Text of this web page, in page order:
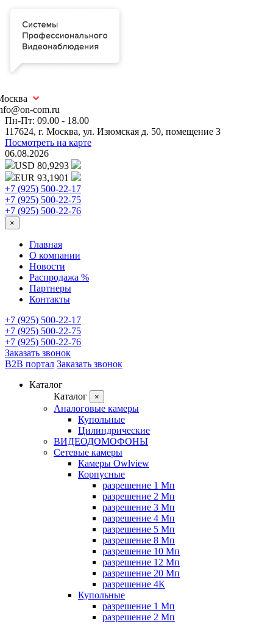
com.ru
Пн-Пт: 09.00 - 18.00
117624, г. Москва, ул. Изюмская д. 50, помещение 3
Посмотреть на карте
06.08.2026
USD 80,9293
EUR 93,1901
+7 (925) 500-22-17
+7 (925) 500-22-75
+7 (925) 500-22-76
×
Главная
О компании
Новости
Распродажа %
Партнеры
Контакты
+7 (925) 500-22-17
+7 (925) 500-22-75
+7 (925) 500-22-76
Заказать звонок
B2B портал Заказать звонок
Каталог
Каталог
×
Аналоговые камеры
Купольные
Цилиндрические
ВИДЕОДОМОФОНЫ
Сетевые камеры
Камеры Owlview
Корпусные
разрешение 1 Мп
разрешение 2 Мп
разрешение 3 Мп
разрешение 4 Мп
разрешение 5 Мп
разрешение 8 Мп
разрешение 10 Мп
разрешение 12 Мп
разрешение 20 Мп
разрешение 4К
Купольные
разрешение 1 Мп
разрешение 2 Мп